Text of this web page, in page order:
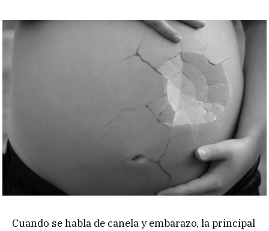
Cuando se habla de canela y embarazo, la principal